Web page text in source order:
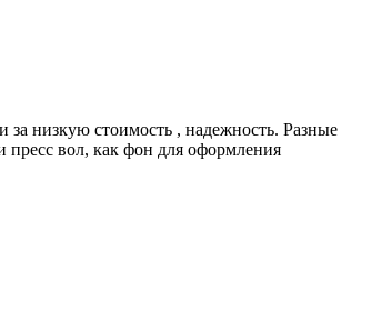
низ­кую сто­и­мость , надеж­ность. Раз­ные
вол, как фон для оформ­ле­ния